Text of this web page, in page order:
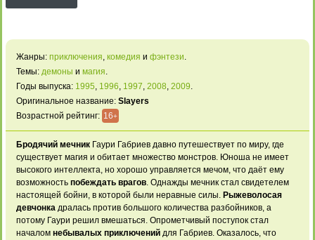
Жанры: приключения, комедия и фэнтези.
Темы: демоны и магия.
Годы выпуска: 1995, 1996, 1997, 2008, 2009.
Оригинальное название: Slayers
Возрастной рейтинг: 16+
Бродячий мечник Гаури Габриев давно путешествует по миру, где
существует магия и обитает множество монстров. Юноша не имеет
высокого интеллекта, но хорошо управляется мечом, что даёт ему
возможность побеждать врагов. Однажды мечник стал свидетелем
настоящей бойни, в которой были неравные силы. Рыжеволосая
девчонка дралась против большого количества разбойников, а
потому Гаури решил вмешаться. Опрометчивый поступок стал
началом небывалых приключений для Габриев. Оказалось, что